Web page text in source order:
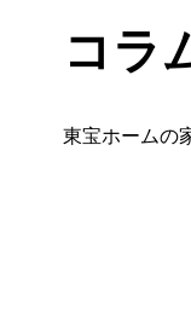
コラ
東宝ホームの